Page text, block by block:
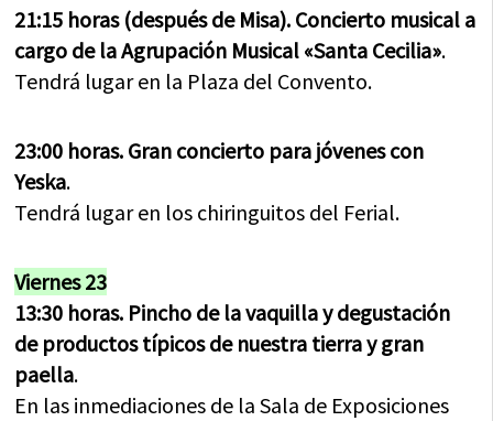
21:15 horas (después de Misa). Concierto musical a
cargo de la Agrupación Musical «Santa Cecilia».
Tendrá lugar en la Plaza del Convento.
23:00 horas. Gran concierto para jóvenes con
Yeska.
Tendrá lugar en los chiringuitos del Ferial.
Viernes 23
13:30 horas. Pincho de la vaquilla y degustación
de productos típicos de nuestra tierra y gran
paella.
En las inmediaciones de la Sala de Exposiciones